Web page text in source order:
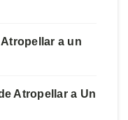
a un
Atropellar a Un